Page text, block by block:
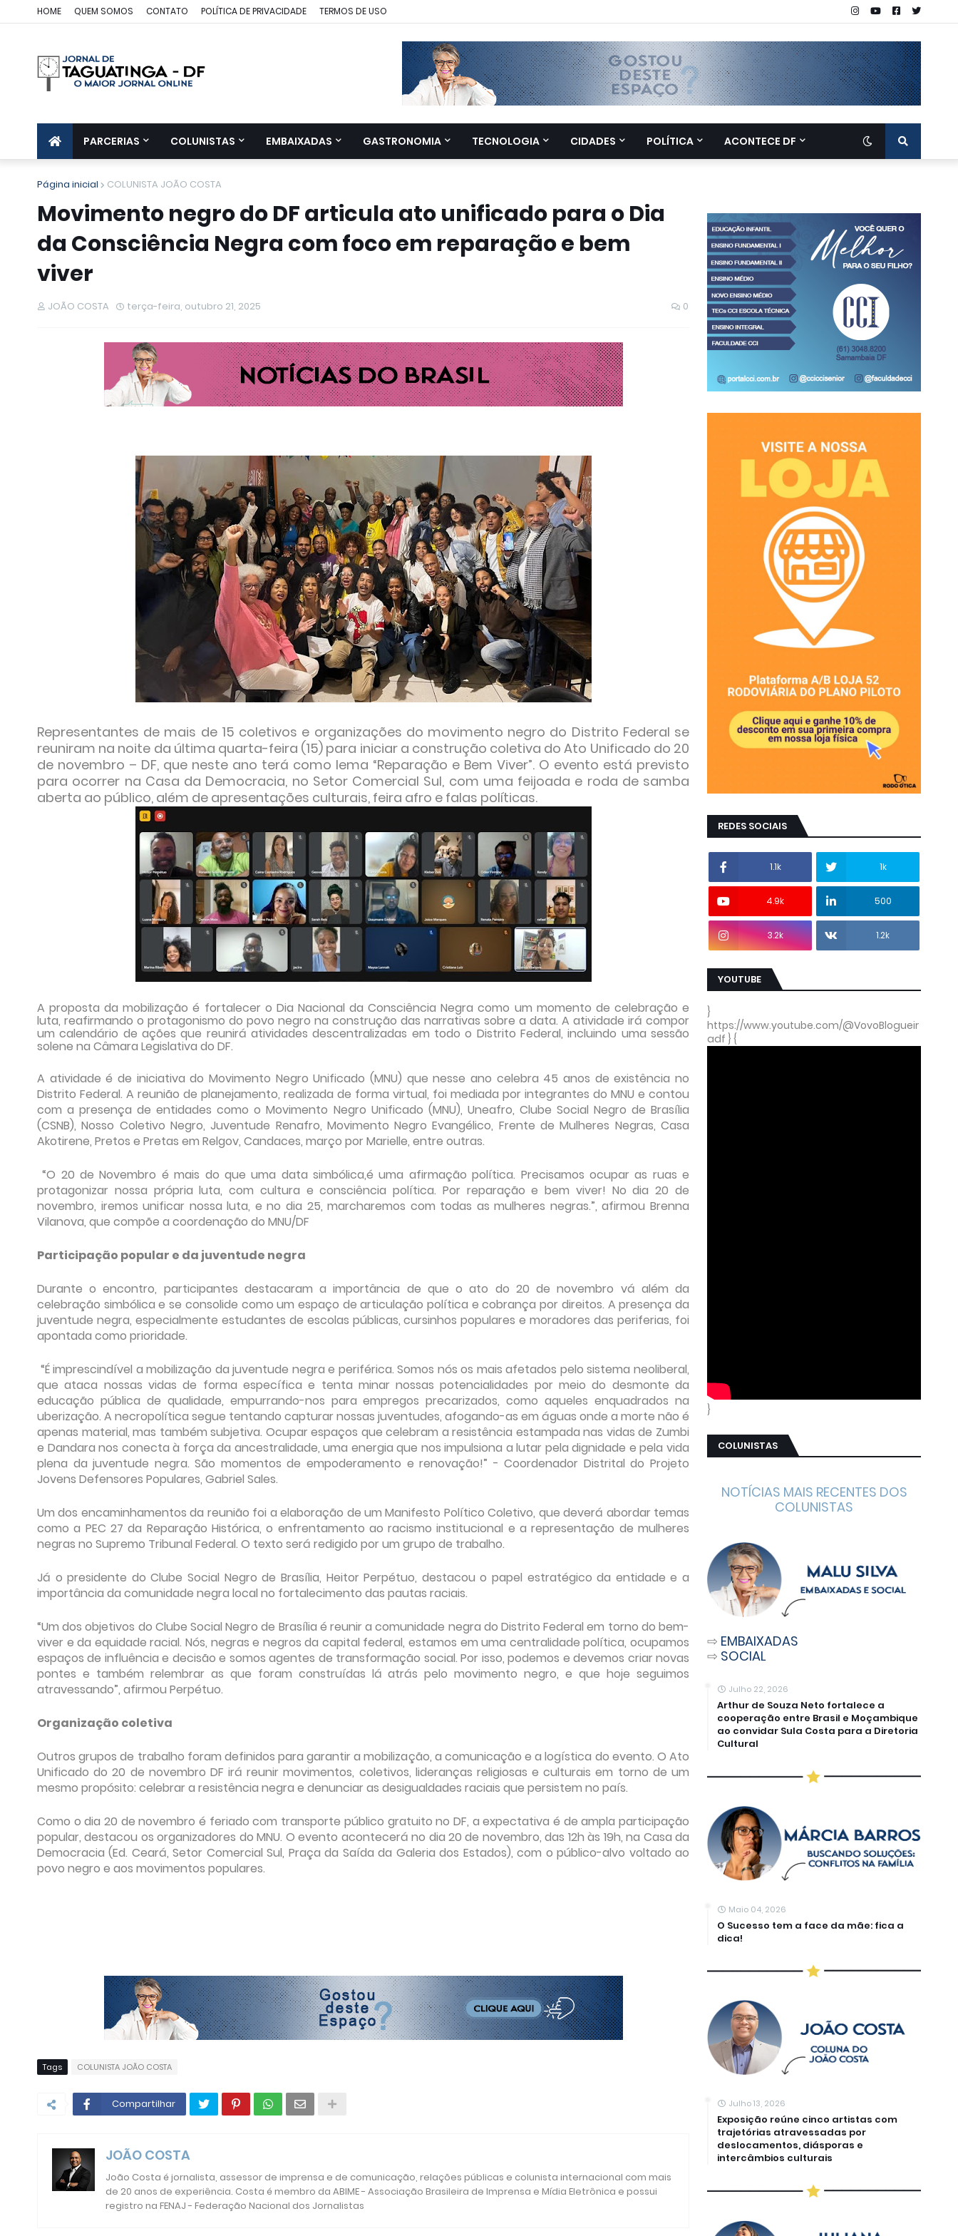
HOME QUEM SOMOS CONTATO POLÍTICA DE PRIVACIDADE TERMOS DE USO
PARCERIAS COLUNISTAS EMBAIXADAS GASTRONOMIA TECNOLOGIA CIDADES POLÍTICA ACONTECE DF
Página inicial COLUNISTA JOÃO COSTA
Movimento negro do DF articula ato unificado para o Dia
da Consciência Negra com foco em reparação e bem
viver
JOÃO COSTA terça-feira, outubro 21, 2025 0
Representantes de mais de 15 coletivos e organizações do movimento negro do Distrito Federal se
reuniram na noite da última quarta-feira (15) para iniciar a construção coletiva do Ato Unificado do 20
de novembro – DF, que neste ano terá como lema “Reparação e Bem Viver”. O evento está previsto
para ocorrer na Casa da Democracia, no Setor Comercial Sul, com uma feijoada e roda de samba
aberta ao público, além de apresentações culturais, feira afro e falas políticas.
A proposta da mobilização é fortalecer o Dia Nacional da Consciência Negra como um momento de celebração e
luta, reafirmando o protagonismo do povo negro na construção das narrativas sobre a data. A atividade irá compor
um calendário de ações que reunirá atividades descentralizadas em todo o Distrito Federal, incluindo uma sessão
solene na Câmara Legislativa do DF.
A atividade é de iniciativa do Movimento Negro Unificado (MNU) que nesse ano celebra 45 anos de existência no
Distrito Federal. A reunião de planejamento, realizada de forma virtual, foi mediada por integrantes do MNU e contou
com a presença de entidades como o Movimento Negro Unificado (MNU), Uneafro, Clube Social Negro de Brasília
(CSNB), Nosso Coletivo Negro, Juventude Renafro, Movimento Negro Evangélico, Frente de Mulheres Negras, Casa
Akotirene, Pretos e Pretas em Relgov, Candaces, março por Marielle, entre outras.
“O 20 de Novembro é mais do que uma data simbólica,é uma afirmação política. Precisamos ocupar as ruas e
protagonizar nossa própria luta, com cultura e consciência política. Por reparação e bem viver! No dia 20 de
novembro, iremos unificar nossa luta, e no dia 25, marcharemos com todas as mulheres negras.”, afirmou Brenna
Vilanova, que compõe a coordenação do MNU/DF
Participação popular e da juventude negra
Durante o encontro, participantes destacaram a importância de que o ato do 20 de novembro vá além da
celebração simbólica e se consolide como um espaço de articulação política e cobrança por direitos. A presença da
juventude negra, especialmente estudantes de escolas públicas, cursinhos populares e moradores das periferias, foi
apontada como prioridade.
“É imprescindível a mobilização da juventude negra e periférica. Somos nós os mais afetados pelo sistema neoliberal,
que ataca nossas vidas de forma específica e tenta minar nossas potencialidades por meio do desmonte da
educação pública de qualidade, empurrando-nos para empregos precarizados, como aqueles enquadrados na
uberização. A necropolítica segue tentando capturar nossas juventudes, afogando-as em águas onde a morte não é
apenas material, mas também subjetiva. Ocupar espaços que celebram a resistência estampada nas vidas de Zumbi
e Dandara nos conecta à força da ancestralidade, uma energia que nos impulsiona a lutar pela dignidade e pela vida
plena da juventude negra. São momentos de empoderamento e renovação!” - Coordenador Distrital do Projeto
Jovens Defensores Populares, Gabriel Sales.
Um dos encaminhamentos da reunião foi a elaboração de um Manifesto Político Coletivo, que deverá abordar temas
como a PEC 27 da Reparação Histórica, o enfrentamento ao racismo institucional e a representação de mulheres
negras no Supremo Tribunal Federal. O texto será redigido por um grupo de trabalho.
Já o presidente do Clube Social Negro de Brasília, Heitor Perpétuo, destacou o papel estratégico da entidade e a
importância da comunidade negra local no fortalecimento das pautas raciais.
“Um dos objetivos do Clube Social Negro de Brasília é reunir a comunidade negra do Distrito Federal em torno do bem-
viver e da equidade racial. Nós, negras e negros da capital federal, estamos em uma centralidade política, ocupamos
espaços de influência e decisão e somos agentes de transformação social. Por isso, podemos e devemos criar novas
pontes e também relembrar as que foram construídas lá atrás pelo movimento negro, e que hoje seguimos
atravessando”, afirmou Perpétuo.
Organização coletiva
Outros grupos de trabalho foram definidos para garantir a mobilização, a comunicação e a logística do evento. O Ato
Unificado do 20 de novembro DF irá reunir movimentos, coletivos, lideranças religiosas e culturais em torno de um
mesmo propósito: celebrar a resistência negra e denunciar as desigualdades raciais que persistem no país.
Como o dia 20 de novembro é feriado com transporte público gratuito no DF, a expectativa é de ampla participação
popular, destacou os organizadores do MNU. O evento acontecerá no dia 20 de novembro, das 12h às 19h, na Casa da
Democracia (Ed. Ceará, Setor Comercial Sul, Praça da Saída da Galeria dos Estados), com o público-alvo voltado ao
povo negro e aos movimentos populares.
Tags COLUNISTA JOÃO COSTA
Compartilhar
JOÃO COSTA
João Costa é jornalista, assessor de imprensa e de comunicação, relações públicas e colunista internacional com mais
de 20 anos de experiência. Costa é membro da ABIME - Associação Brasileira de Imprensa e Mídia Eletrônica e possui
registro na FENAJ - Federação Nacional dos Jornalistas
REDES SOCIAIS
1.1k 1k
4.9k 500
3.2k 1.2k
YOUTUBE
}
https://www.youtube.com/@VovoBlogueir
adf } {
}
COLUNISTAS
NOTÍCIAS MAIS RECENTES DOS
COLUNISTAS
⇨ EMBAIXADAS
⇨ SOCIAL
Julho 22, 2026
Arthur de Souza Neto fortalece a
cooperação entre Brasil e Moçambique
ao convidar Sula Costa para a Diretoria
Cultural
Maio 04, 2026
O Sucesso tem a face da mãe: fica a
dica!
Julho 13, 2026
Exposição reúne cinco artistas com
trajetórias atravessadas por
deslocamentos, diásporas e
intercâmbios culturais